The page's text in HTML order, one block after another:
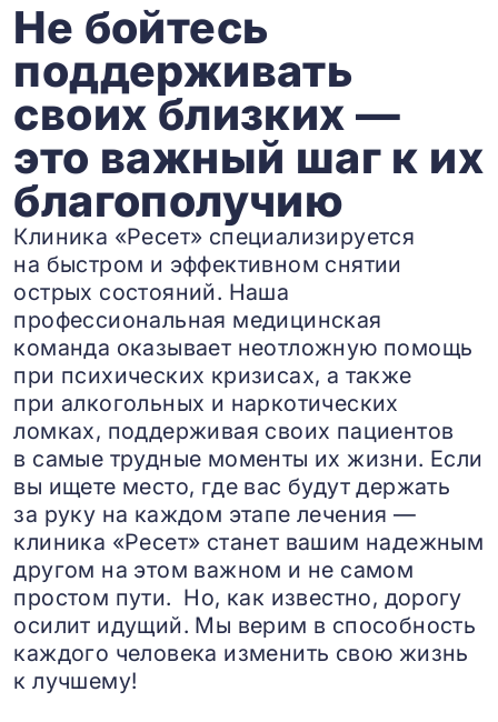
Не бойтесь
поддерживать
своих близких —
это важный шаг к их
благополучию
Клиника «Ресет» специализируется
на быстром и эффективном снятии
острых состояний. Наша
профессиональная медицинская
команда оказывает неотложную помощь
при психических кризисах, а также
при алкогольных и наркотических
ломках, поддерживая своих пациентов
в самые трудные моменты их жизни. Если
вы ищете место, где вас будут держать
за руку на каждом этапе лечения —
клиника «Ресет» станет вашим надежным
другом на этом важном и не самом
простом пути. Но, как известно, дорогу
осилит идущий. Мы верим в способность
каждого человека изменить свою жизнь
к лучшему!